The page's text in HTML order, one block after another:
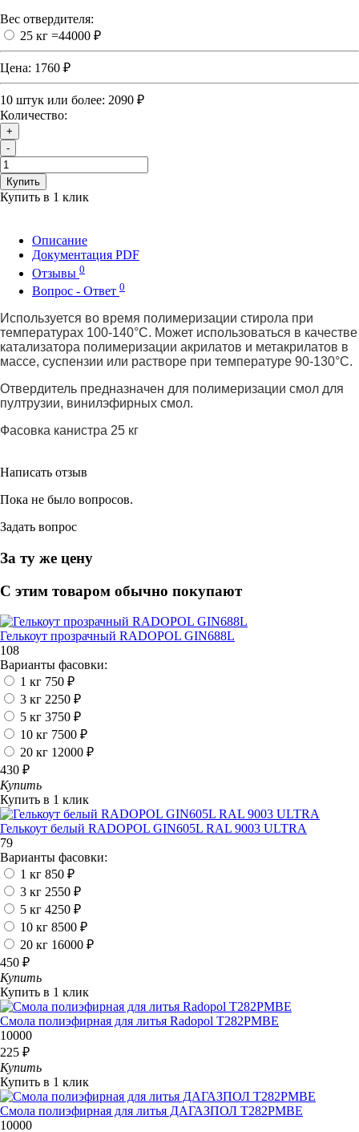
Вес отвердителя:
25 кг =44000 ₽
Цена: 1760 ₽
10 штук или более: 2090 ₽
Количество:
+
-
Купить
Купить в 1 клик
Описание
Документация PDF
Отзывы 0
Вопрос - Ответ 0
Используется во время полимеризации стирола при
температурах 100-140°С. Может использоваться в качестве
катализатора полимеризации акрилатов и метакрилатов в
массе, суспензии или растворе при температуре 90-130°С.
Отвердитель предназначен для полимеризации смол для
пултрузии, винилэфирных смол.
Фасовка канистра 25 кг
Написать отзыв
Пока не было вопросов.
Задать вопрос
За ту же цену
С этим товаром обычно покупают
Гелькоут прозрачный RADOPOL GIN688L
108
Варианты фасовки:
1 кг 750 ₽
3 кг 2250 ₽
5 кг 3750 ₽
10 кг 7500 ₽
20 кг 12000 ₽
430 ₽
Купить
Купить в 1 клик
Гелькоут белый RADOPOL GIN605L RAL 9003 ULTRA
79
Варианты фасовки:
1 кг 850 ₽
3 кг 2550 ₽
5 кг 4250 ₽
10 кг 8500 ₽
20 кг 16000 ₽
450 ₽
Купить
Купить в 1 клик
Смола полиэфирная для литья Radopol T282PMBE
10000
225 ₽
Купить
Купить в 1 клик
Смола полиэфирная для литья ДАГАЗПОЛ T282PMBE
10000